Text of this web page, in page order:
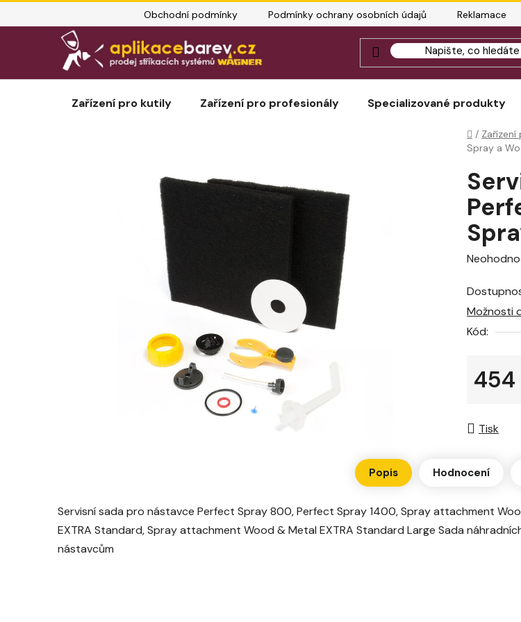
Přejít
Obchodní podmínky Podmínky ochrany osobních údajů Reklamace
Zařízení pro kutily Zařízení pro profesionály Specializované produkty
Domů
/
Spray a
Průměrné
produktu
je
0,0
hvězdiček.
Možnosti
Kód:
454
Tisk
Popis Hodnocení
Servisní sada pro nástavce Perfect Spray 800, Perfect Spray 1400, Spray attachment
EXTRA Standard, Spray attachment Wood & Metal EXTRA Standard Large Sada
nástavcům